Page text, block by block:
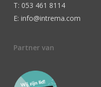
T: 053 461 8114
E: info@intrema.com
Partner van